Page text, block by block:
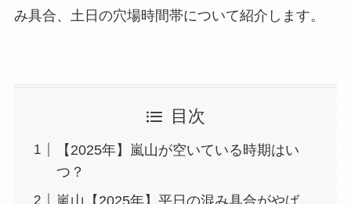
み具合、土日の穴場時間帯について紹介します。
目次
【2025年】嵐山が空いている時期はい
つ？
嵐山【2025年】平日の混み具合がやば